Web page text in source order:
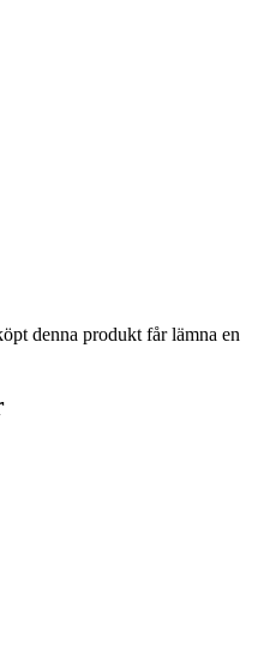
denna produkt får lämna en